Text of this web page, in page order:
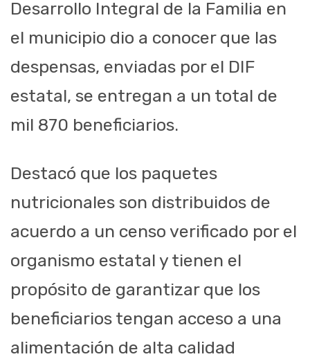
Desarrollo Integral de la Familia en
el municipio dio a conocer que las
despensas, enviadas por el DIF
estatal, se entregan a un total de
mil 870 beneficiarios.
Destacó que los paquetes
nutricionales son distribuidos de
acuerdo a un censo verificado por el
organismo estatal y tienen el
propósito de garantizar que los
beneficiarios tengan acceso a una
alimentación de alta calidad